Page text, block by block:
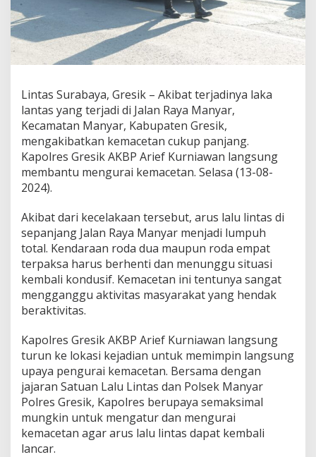
B
n
M
e
n
g
u
r
a
e
m
a
c
e
t
a
n
a
l
a
n
R
a
a
Lintas Surabaya, Gresik – Akibat terjadinya laka
lantas yang terjadi di Jalan Raya Manyar,
Kecamatan Manyar, Kabupaten Gresik,
mengakibatkan kemacetan cukup panjang.
Kapolres Gresik AKBP Arief Kurniawan langsung
membantu mengurai kemacetan. Selasa (13-08-
2024).
Akibat dari kecelakaan tersebut, arus lalu lintas di
sepanjang Jalan Raya Manyar menjadi lumpuh
total. Kendaraan roda dua maupun roda empat
terpaksa harus berhenti dan menunggu situasi
kembali kondusif. Kemacetan ini tentunya sangat
mengganggu aktivitas masyarakat yang hendak
beraktivitas.
Kapolres Gresik AKBP Arief Kurniawan langsung
turun ke lokasi kejadian untuk memimpin langsung
upaya pengurai kemacetan. Bersama dengan
jajaran Satuan Lalu Lintas dan Polsek Manyar
Polres Gresik, Kapolres berupaya semaksimal
mungkin untuk mengatur dan mengurai
kemacetan agar arus lalu lintas dapat kembali
lancar.